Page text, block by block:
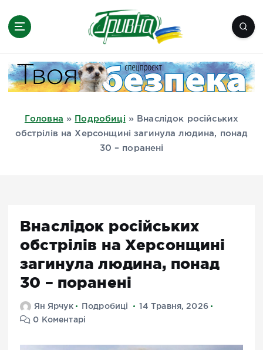
Миколаїв, Одеса, Мелітополь
Головна » Подробиці »
Внаслідок російських
обстрілів на Херсонщині загинула людина, понад
30 – поранені
Внаслідок російських
обстрілів на Херсонщині
загинула людина, понад
30 – поранені
Ян Ярчук Подробиці
14 Травня, 2026
0 Коментарі